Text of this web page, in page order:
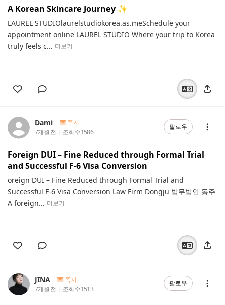
A Korean Skincare Journey ✨
LAUREL STUDIOlaurelstudiokorea.as.meSchedule your
appointment online LAUREL STUDIO Where your trip to Korea
truly feels c... 더보기
Dami
쪽지
7개월 전
조회 수1586
팔로우
Foreign DUI – Fine Reduced through Formal Trial
and Successful F-6 Visa Conversion
oreign DUI – Fine Reduced through Formal Trial and
Successful F-6 Visa Conversion Law Firm Dongju 법무법인 동주
A foreign... 더보기
JINA
쪽지
7개월 전
조회 수1513
팔로우